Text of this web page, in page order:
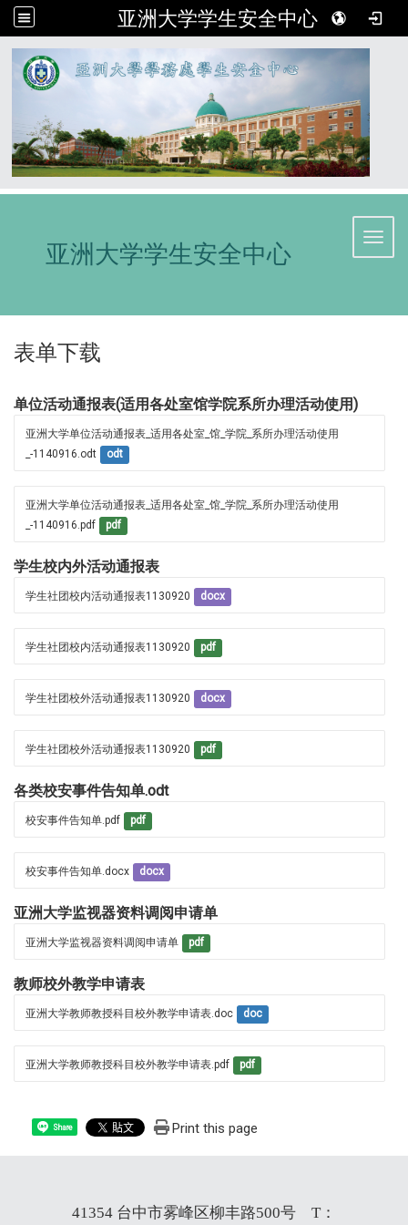
亚洲大学学生安全中心
亚洲大学学生安全中心
表单下载
单位活动通报表(适用各处室馆学院系所办理活动使用)
亚洲大学单位活动通报表_适用各处室_馆_学院_系所办理活动使用
_-1140916.odt
odt
亚洲大学单位活动通报表_适用各处室_馆_学院_系所办理活动使用
_-1140916.pdf
pdf
学生校内外活动通报表
学生社团校内活动通报表1130920 docx
学生社团校内活动通报表1130920 pdf
学生社团校外活动通报表1130920 docx
学生社团校外活动通报表1130920 pdf
各类校安事件告知单.odt
校安事件告知单.pdf pdf
校安事件告知单.docx docx
亚洲大学监视器资料调阅申请单
亚洲大学监视器资料调阅申请单 pdf
教师校外教学申请表
亚洲大学教师教授科目校外教学申请表.doc doc
亚洲大学教师教授科目校外教学申请表.pdf pdf
Share Print this page
41354 台中市雾峰区柳丰路500号 T：